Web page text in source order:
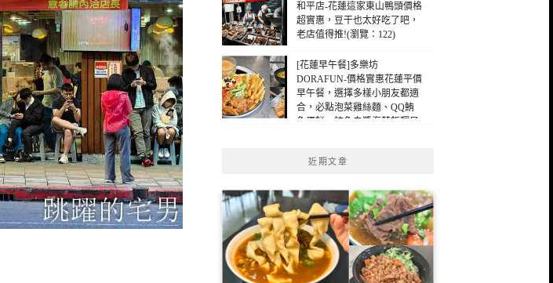
和平店-花蓮這家東山鴨頭價格
超實惠，豆干也太好吃了吧，
老店值得推!(瀏覽：122)
[花蓮早午餐]多樂坊
DORAFUN-價格實惠花蓮平價
早午餐，選擇多樣小朋友都適
合，必點泡菜雞絲麵、QQ鮪
魚蛋餅，鮪魚白醬海苔飯糰早
近期文章